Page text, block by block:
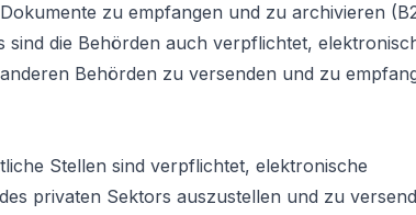
zu empfangen und zu archivieren
sind die Behörden auch verpflichtet,
Behörden zu versenden und zu
Stellen sind verpflichtet, elektronische
privaten Sektors auszustellen und zu